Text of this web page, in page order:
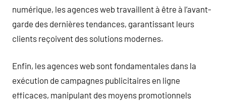
numérique, les agences web travaillent à être à l’avant-
garde des dernières tendances, garantissant leurs
clients reçoivent des solutions modernes.
Enfin, les agences web sont fondamentales dans la
exécution de campagnes publicitaires en ligne
efficaces, manipulant des moyens promotionnels